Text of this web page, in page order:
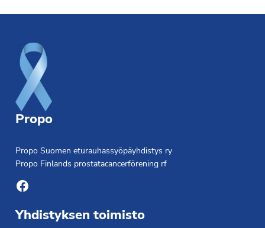
Propo
Propo Suomen eturauhassyöpäyhdistys ry
Propo Finlands prostatacancerförening rf
Facebook
Yhdistyksen toimisto